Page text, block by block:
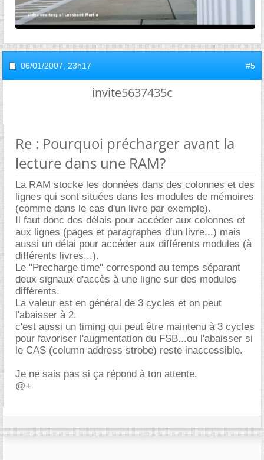
06/01/2007, 23h17 #5
invite5637435c
Re : Pourquoi précharger avant la
lecture dans une RAM?
La RAM stocke les données dans des colonnes et des
lignes qui sont situées dans les modules de mémoires
(comme dans le cas d'un livre par exemple).
Il faut donc des délais pour accéder aux colonnes et
aux lignes (pages et paragraphes d'un livre...) mais
aussi un délai pour accéder aux différents modules (à
différents livres...).
Le "Precharge time" correspond au temps séparant
deux signaux d'accès à une ligne sur des modules
différents.
La valeur est en général de 3 cycles et on peut
l'abaisser à 2.
c'est aussi un timing qui peut être maintenu à 3 cycles
pour favoriser l'augmentation du FSB...ou l'abaisser si
le CAS (column address strobe) reste inaccessible.
Je ne sais pas si ça répond à ton attente.
@+